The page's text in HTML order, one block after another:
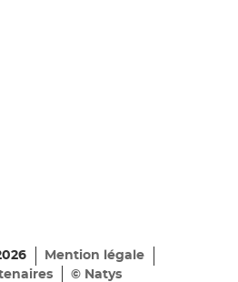
Mention légale
© Natys